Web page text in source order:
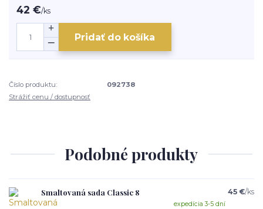
42 €/ks
Pridať do košíka
Číslo produktu:
092738
Strážiť cenu / dostupnosť
Podobné produkty
Smaltovaná sada Classic 8 45 €/ks
expedícia 3-5 dní